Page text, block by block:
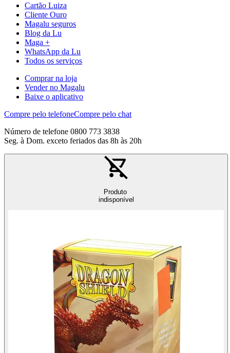
Cartão Luiza
Cliente Ouro
Magalu seguros
Blog da Lu
Maga +
WhatsApp da Lu
Todos os serviços
Comprar na loja
Vender no Magalu
Baixe o aplicativo
Compre pelo telefoneCompre pelo chat
Número de telefone 0800 773 3838
Seg. à Dom. exceto feriados das 8h às 20h
Produto
indisponível